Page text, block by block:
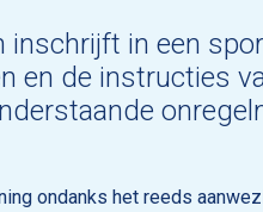
inschrijft in een
en de instructies
ondanks het reeds